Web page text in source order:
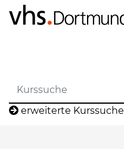
erweiterte Kurssuche